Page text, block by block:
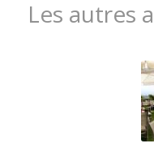
Les autres